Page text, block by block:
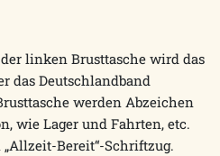
linken Brusttasche wird das
das Deutschlandband
werden Abzeichen
wie Lager und Fahrten, etc.
Bereit“-Schriftzug.